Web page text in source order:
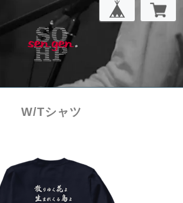
W/Tシャツ